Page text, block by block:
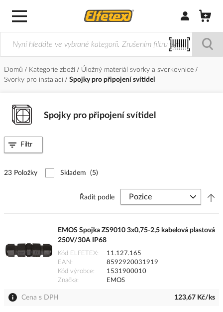
Přihlásit/
Domů Kategorie zboží
Úložný materiál svorky a svorkovnice
Svorky pro instalaci
Spojky pro připojení svítidel
Spojky pro připojení svítidel
23 Položky Skladem (5)
Řadit podle
EMOS Spojka ZS9010 3x0,75-2,5 kabelová plastová
250V/30A IP68
Kód ELFETEX
11.127.165
EAN
8592920031919
Kód výrobce
1531900010
Značka
EMOS
Cena s DPH 123,67 Kč/ks
Filtr